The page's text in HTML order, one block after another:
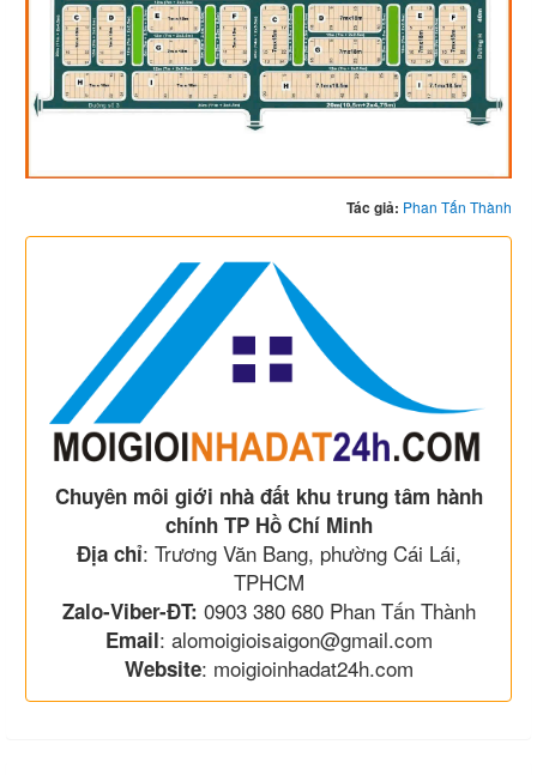
Tác giả: Phan Tấn Thành
Chuyên môi giới nhà đất khu trung tâm hành
chính TP Hồ Chí Minh
Địa chỉ: Trương Văn Bang, phường Cái Lái,
TPHCM
Zalo-Viber-ĐT: 0903 380 680 Phan Tấn Thành
Email: alomoigioisaigon@gmail.com
Website: moigioinhadat24h.com